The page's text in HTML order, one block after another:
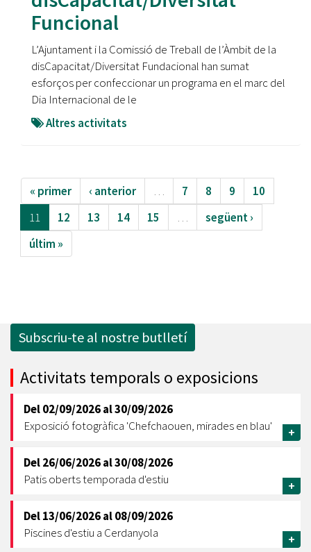
Funcional
L’Ajuntament i la Comissió de Treball de l’Àmbit de la
disCapacitat/Diversitat Fundacional han sumat
esforços per confeccionar un programa en el marc del
Dia Internacional de le
Altres activitats
« primer ‹ anterior … 7 8 9
10
11
12 13 14 15 …
següent ›
últim »
Subscriu-te al nostre butlletí
Activitats temporals o exposicions
Del02/09/2026al30/09/2026
Exposició fotogràfica 'Chefchaouen, mirades en blau'
+
Del26/06/2026al30/08/2026
Patis oberts temporada d'estiu
+
Del13/06/2026al08/09/2026
Piscines d'estiu a Cerdanyola
+